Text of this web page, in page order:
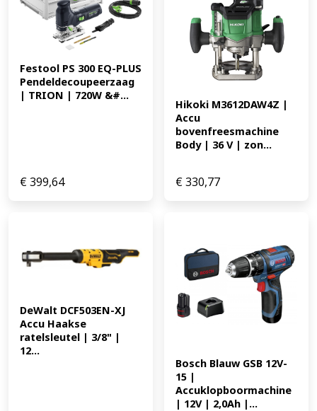
vermindert zo slijtage van de koppeling en het daarbij
geproduceerde lawaai. * De machine is bestemd voor
het boren in hout met een maximale diameter van 68
mm en in staal en metselwerk met elk max. 13 mm. * De
GSB 18V-90 C EAN: 4059952617329 361.79
Festool PS 300 EQ-PLUS
Pendeldecoupeerzaag
| TRION | 720W &#...
€399,64
Hikoki M3612DAW4Z |
Accu
bovenfreesmachine
Body | 36 V | zon...
€330,77
DeWalt DCF503EN-XJ
Accu Haakse
ratelsleutel | 3/8" |
12...
Bosch Blauw GSB 12V-
15 |
Accuklopboormachine
| 12V | 2,0Ah |...